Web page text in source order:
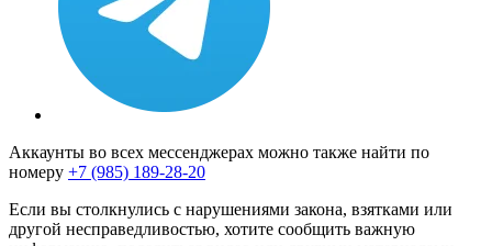
Аккаунты во всех мессенджерах можно также найти по
номеру +7 (985) 189-28-20
Если вы столкнулись с нарушениями закона, взятками или
другой несправедливостью, хотите сообщить важную